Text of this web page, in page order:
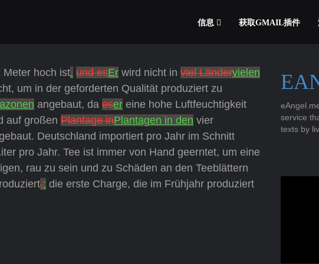
信息 获取GMAIL插件
Meter hoch ist. und esEr wird nicht in viel Ländervielen
um in der geforderten Qualität produziert zu
angebaut, da eser eine hohe Luftfeuchtigkeit
auf großen Plantage inPlantagen in den vier
Deutschland importiert pro Jahr im Schnitt
pro Jahr. Tee ist immer von Hand geerntet, um eine
rau zu sein und zu Schäden an den Teeblättern
,: die erste Charge, die im Frühjahr produziert
service
texts by